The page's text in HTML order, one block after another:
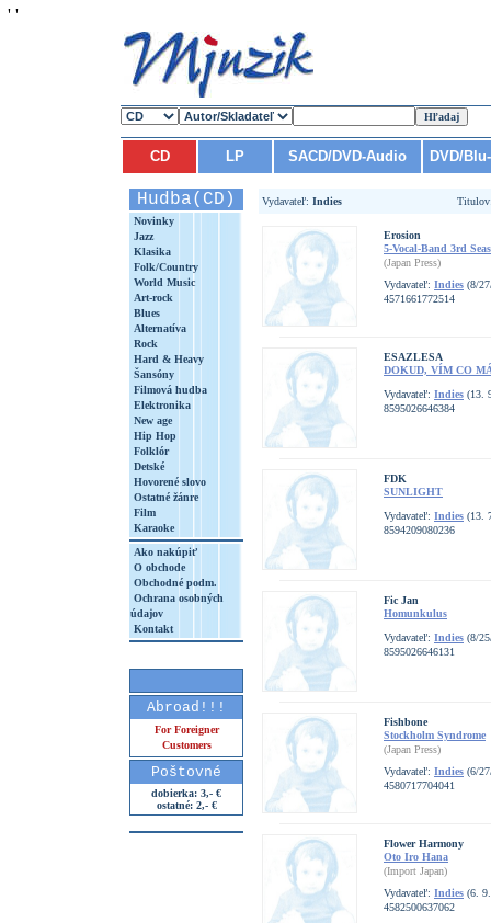
' '
CD LP SACD/DVD-Audio DVD/
Hudba(CD)
Novinky
Jazz
Klasika
Folk/Country
World Music
Art-rock
Blues
Alternatíva
Rock
Hard & Heavy
Šansóny
Filmová hudba
Elektronika
New age
Hip Hop
Folklór
Detské
Hovorené slovo
Ostatné žánre
Film
Karaoke
Ako nakúpiť
O obchode
Obchodné podm.
Ochrana osobných
údajov
Kontakt
Abroad!!!
For Foreigner
Customers
Poštovné
dobierka: 3,- €
ostatné: 2,- €
Vydavateľ: Indies
Erosion
5-Vocal-Band 3rd
(Japan Press)
Vydavateľ: Indies (8/
4571661772514
ESAZLESA
DOKUD, VÍM CO
Vydavateľ: Indies (13.
8595026646384
FDK
SUNLIGHT
Vydavateľ: Indies (13.
8594209080236
Fic Jan
Homunkulus
Vydavateľ: Indies (8/
8595026646131
Fishbone
Stockholm Syndrome
(Japan Press)
Vydavateľ: Indies (6/
4580717704041
Flower Harmony
Oto Iro Hana
(Import Japan)
Vydavateľ: Indies (6.
4582500637062